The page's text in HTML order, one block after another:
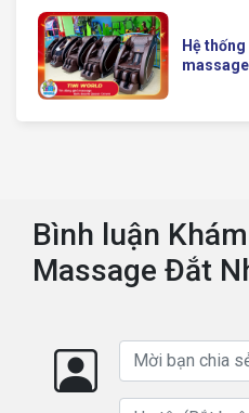
Hệ
Bình luận
Massage Đắt